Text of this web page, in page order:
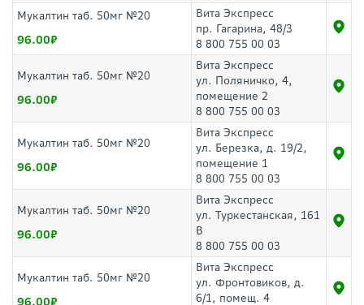
Мукалтин таб. 50мг №20
96.00
Вита Экспресс
пр. Гагарина, 48/3
8 800 755 00 03
Мукалтин таб. 50мг №20
96.00
Вита Экспресс
ул. Поляничко, 4,
помещение 2
8 800 755 00 03
Мукалтин таб. 50мг №20
96.00
Вита Экспресс
ул. Березка, д. 19/2,
помещение 1
8 800 755 00 03
Мукалтин таб. 50мг №20
96.00
Вита Экспресс
ул. Туркестанская, 161
В
8 800 755 00 03
Мукалтин таб. 50мг №20
96.00
Вита Экспресс
ул. Фронтовиков, д.
6/1, помещ. 4